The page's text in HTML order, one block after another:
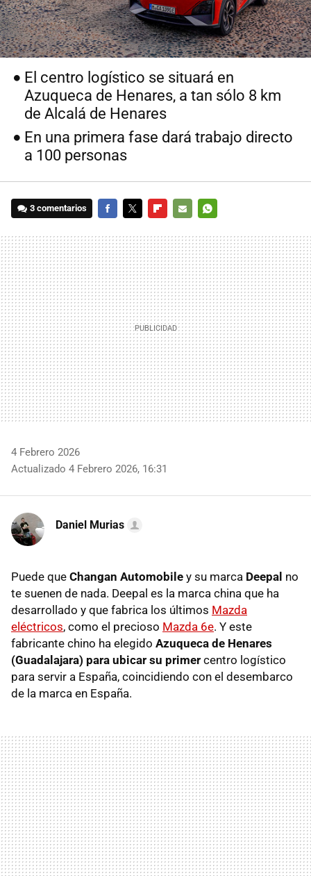
El centro logístico se situará en
Azuqueca de Henares, a tan sólo 8 km
de Alcalá de Henares
En una primera fase dará trabajo directo
a 100 personas
3 comentarios
MAIL
4 Febrero 2026
Actualizado 4 Febrero 2026, 16:31
Daniel Murias
Puede que Changan Automobile y su marca Deepal no
te suenen de nada. Deepal es la marca china que ha
desarrollado y que fabrica los últimos Mazda
eléctricos, como el precioso Mazda 6e. Y este
fabricante chino ha elegido Azuqueca de Henares
(Guadalajara) para ubicar su primer centro logístico
para servir a España, coincidiendo con el desembarco
de la marca en España.